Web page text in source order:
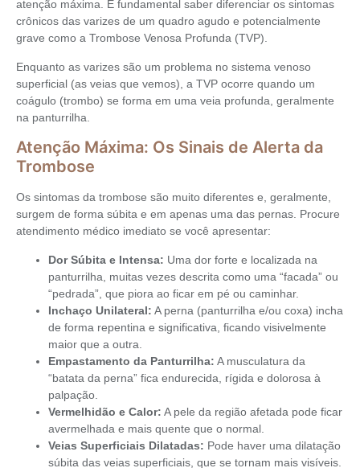
atenção máxima. É fundamental saber diferenciar os sintomas
crônicos das varizes de um quadro agudo e potencialmente
grave como a Trombose Venosa Profunda (TVP).
Enquanto as varizes são um problema no sistema venoso
superficial (as veias que vemos), a TVP ocorre quando um
coágulo (trombo) se forma em uma veia profunda, geralmente
na panturrilha.
Atenção Máxima: Os Sinais de Alerta da
Trombose
Os sintomas da trombose são muito diferentes e, geralmente,
surgem de forma súbita e em apenas uma das pernas. Procure
atendimento médico imediato se você apresentar:
Dor Súbita e Intensa: Uma dor forte e localizada na
panturrilha, muitas vezes descrita como uma “facada” ou
“pedrada”, que piora ao ficar em pé ou caminhar.
Inchaço Unilateral: A perna (panturrilha e/ou coxa) incha
de forma repentina e significativa, ficando visivelmente
maior que a outra.
Empastamento da Panturrilha: A musculatura da
“batata da perna” fica endurecida, rígida e dolorosa à
palpação.
Vermelhidão e Calor: A pele da região afetada pode ficar
avermelhada e mais quente que o normal.
Veias Superficiais Dilatadas: Pode haver uma dilatação
súbita das veias superficiais, que se tornam mais visíveis.